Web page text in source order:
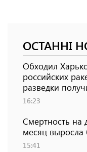
ОСТАННІ
Обходил
российских
разведки
16:23
Смертность на
месяц выросла
15:41